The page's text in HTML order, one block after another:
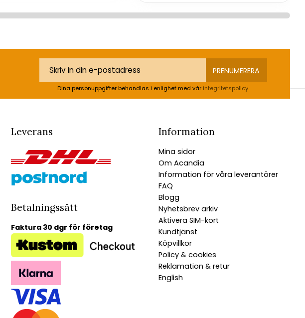
PRENUMERERA
Dina personuppgifter behandlas i enlighet med vår integritetspolicy.
Leverans
Betalningssätt
Faktura 30 dgr för företag
Information
Mina sidor
Om Acandia
Information för våra leverantörer
FAQ
Blogg
Nyhetsbrev arkiv
Aktivera SIM-kort
Kundtjänst
Köpvillkor
Policy & cookies
Reklamation & retur
English